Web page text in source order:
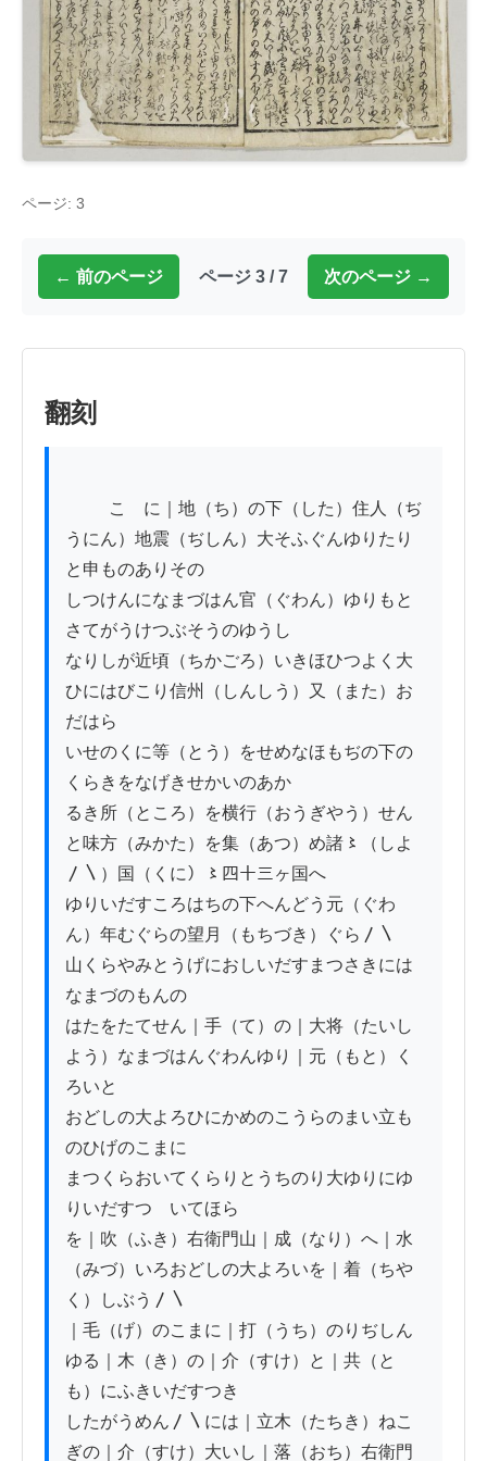
ページ: 3
← 前のページ ページ 3 / 7 次のページ →
翻刻
うにん）地震（ぢしん）大そふぐんゆりたり
と申ものありその
しつけんになまづはん官（ぐわん）ゆりもと
さてがうけつぶそうのゆうし
なりしが近頃（ちかごろ）いきほひつよく大
ひにはびこり信州（しんしう）又（また）お
だはら
いせのくに等（とう）をせめなほもぢの下の
くらきをなげきせかいのあか
るき所（ところ）を横行（おうぎやう）せん
と味方（みかた）を集（あつ）め諸〻（しよ
〳〵）国（くに）〻四十三ヶ国へ
ゆりいだすころはちの下へんどう元（ぐわ
ん）年むぐらの望月（もちづき）ぐら〳〵
山くらやみとうげにおしいだすまつさきには
なまづのもんの
はたをたてせん｜手（て）の｜大将（たいし
よう）なまづはんぐわんゆり｜元（もと）く
ろいと
おどしの大よろひにかめのこうらのまい立も
のひげのこまに
まつくらおいてくらりとうちのり大ゆりにゆ
りいだすつゞいてほら
を｜吹（ふき）右衛門山｜成（なり）へ｜水
（みづ）いろおどしの大よろいを｜着（ちや
く）しぶう〳〵
｜毛（げ）のこまに｜打（うち）のりぢしん
ゆる｜木（き）の｜介（すけ）と｜共（と
も）にふきいだすつき
したがうめん〳〵には｜立木（たちき）ねこ
ぎの｜介（すけ）大いし｜落（おち）右衛門